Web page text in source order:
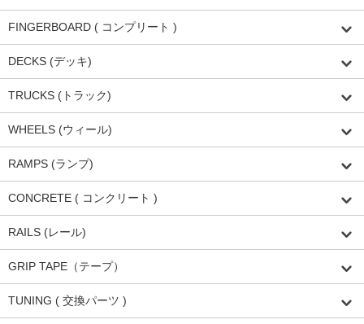
FINGERBOARD ( コンプリート )
DECKS (デッキ)
TRUCKS (トラック)
WHEELS (ウィール)
RAMPS (ランプ)
CONCRETE ( コンクリート )
RAILS (レール)
GRIP TAPE（テープ）
TUNING ( 交換パーツ )